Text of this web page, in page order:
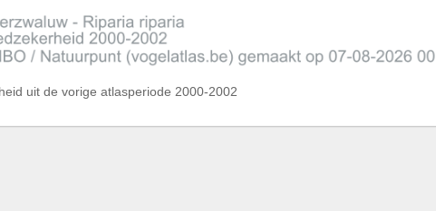
uit de vorige atlasperiode 2000-2002